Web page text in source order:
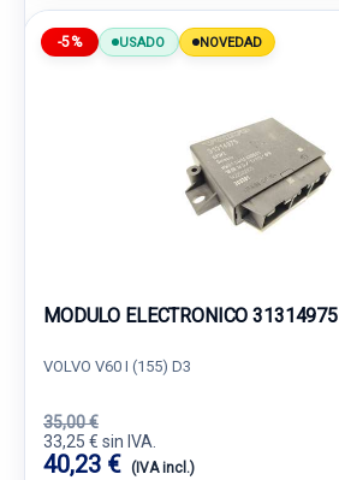
-5% USADO NOVEDAD
MODULO ELECTRONICO 31314975
VOLVO V60 I (155) D3
35,00 €
33,25 € sin IVA.
40,23 € (IVA incl.)